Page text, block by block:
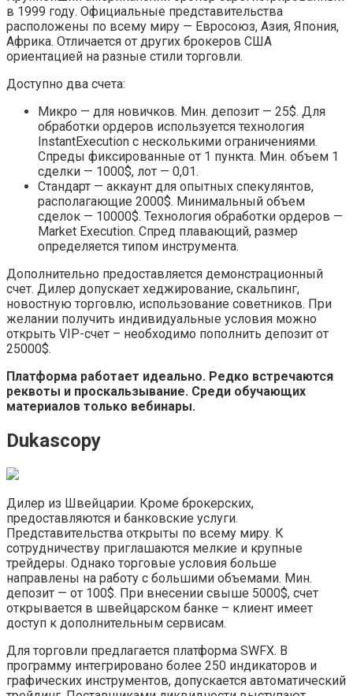
в 1999 году. Официальные представительства
расположены по всему миру — Евросоюз, Азия, Япония,
Африка. Отличается от других брокеров США
ориентацией на разные стили торговли.
Доступно два счета:
Микро — для новичков. Мин. депозит — 25$. Для
обработки ордеров используется технология
InstantExecution с несколькими ограничениями.
Спреды фиксированные от 1 пункта. Мин. объем 1
сделки — 1000$, лот — 0,01.
Стандарт — аккаунт для опытных спекулянтов,
располагающие 2000$. Минимальный объем
сделок — 10000$. Технология обработки ордеров —
Market Execution. Спред плавающий, размер
определяется типом инструмента.
Дополнительно предоставляется демонстрационный
счет. Дилер допускает хеджирование, скальпинг,
новостную торговлю, использование советников. При
желании получить индивидуальные условия можно
открыть VIP-счет – необходимо пополнить депозит от
25000$.
Платформа работает идеально. Редко встречаются
реквоты и проскальзывание. Среди обучающих
материалов только вебинары.
Dukascopy
Дилер из Швейцарии. Кроме брокерских,
предоставляются и банковские услуги.
Представительства открыты по всему миру. К
сотрудничеству приглашаются мелкие и крупные
трейдеры. Однако торговые условия больше
направлены на работу с большими объемами. Мин.
депозит — от 100$. При внесении свыше 5000$, счет
открывается в швейцарском банке – клиент имеет
доступ к дополнительным сервисам.
Для торговли предлагается платформа SWFX. В
программу интегрировано более 250 индикаторов и
графических инструментов, допускается автоматический